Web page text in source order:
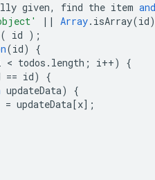
given, find the item and
|| Array. isArray(id)
( id );
(id)
{
< todos . length ; i++)
{
== id)
{
updateData)
{
= updateData [x] ;